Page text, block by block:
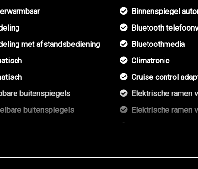
met afstandsbediening
buitenspiegels
buitenspiegels
Binnenspiegel
Bluetooth
Bluetoothmedia
Climatronic
Cruise control
Elektrische ramen
Elektrische ramen
Lederen stuurwiel